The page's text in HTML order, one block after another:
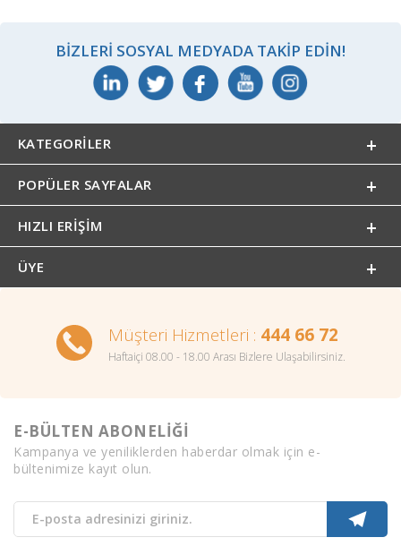
BIZLERI SOSYAL MEDYADA TAKIP EDIN!
KATEGORILER
POPÜLER SAYFALAR
HIZLI ERIŞIM
ÜYE
Müşteri Hizmetleri : 444 66 72
Haftaiçi 08.00 - 18.00 Arası Bizlere Ulaşabilirsiniz.
E-BÜLTEN ABONELİĞİ
Kampanya ve yeniliklerden haberdar olmak için e-
bültenimize kayıt olun.